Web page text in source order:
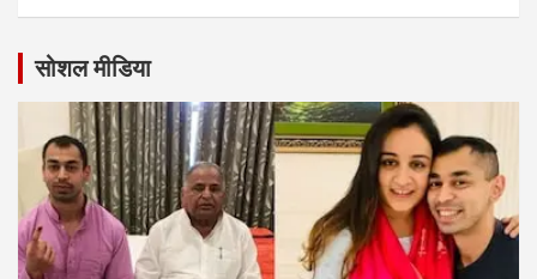
सोशल मीडिया